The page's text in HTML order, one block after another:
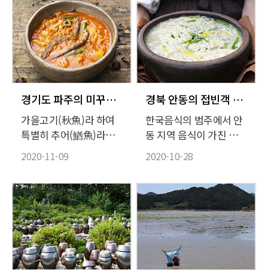
절의 기억에서 출발한 음
식이다. 승검초단자는 당
귀(當歸)잎을 갈아서 찹
쌀가루에 섞어 쪄 색과
맛, 향을 낸 후 꿀로 반죽
한 거피팥소를 감싸고 잣
고물에 굴려 만드는 떡이
다.
니 반가울 턱이 없었다.
예쁜 쓰레기 취급이나 받
던 말미잘을 식재료로 써
볼 생각을 한 건 부산 기
장 사람들. 구워먹고, 끓
여먹고, 데쳐먹는다.
경기도 파주의 미꾸라지 털레기와 추두부
가을고기(秋魚)라 하여
특별히 추어(鰌魚)라는
이름이 붙은 미꾸라지는
단연, 가을에 어울리는
식재료이다. 추수할 무렵
이 되면 겨울잠을 대비해
통통하게 살이 오르는 미
꾸라지는 오래전부터 요
긴한 보양 식재료가 되어
주었다.
2020-11-09
경북 안동의 접빈객 음식, 안동국시와 안동식혜
한국음식의 범주에서 안
동 지역 음식이 가진 의
미는 꽤 묵직하다. 2001
년 발견된 종합 농서인
『산가요록(山家要
錄)』에 230여 가지에 달
하는 조리법이 포함되어
가장 오래된 조리서로 인
정받기 전까지만 해도 안
동 광산(光山) 김씨(金
氏) 문중에 내려오는
2020-10-28